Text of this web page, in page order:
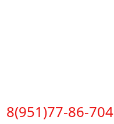
8(951)77-86-704